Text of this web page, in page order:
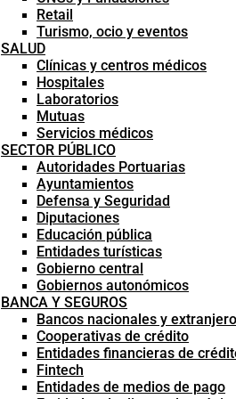
Retail
Turismo, ocio y eventos
SALUD
Clínicas y centros médicos
Hospitales
Laboratorios
Mutuas
Servicios médicos
SECTOR PÚBLICO
Autoridades Portuarias
Ayuntamientos
Defensa y Seguridad
Diputaciones
Educación pública
Entidades turísticas
Gobierno central
Gobiernos autonómicos
BANCA Y SEGUROS
Bancos nacionales y
Cooperativas de crédito
Entidades financieras de
Fintech
Entidades de medios de pago